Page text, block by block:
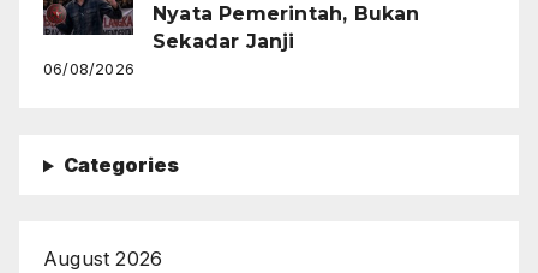
Nyata Pemerintah, Bukan
Sekadar Janji
06/08/2026
Categories
August 2026